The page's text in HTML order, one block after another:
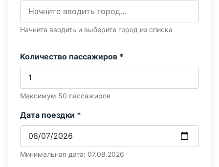
Начните вводить и выберите город из списка
Количество пассажиров *
Максимум 50 пассажиров
Дата поездки *
Минимальная дата: 07.08.2026